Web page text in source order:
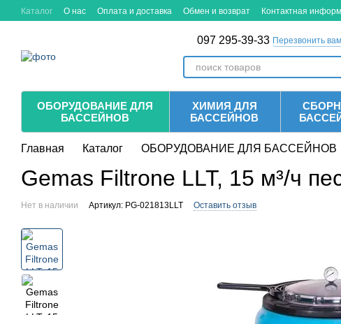
Перейти к основному контенту
Каталог О нас Оплата и доставка Обмен и возврат Контактная
097 295-39-33 Перезвонить
ОБОРУДОВАНИЕ ДЛЯ
БАССЕЙНОВ
ХИМИЯ ДЛЯ
БАССЕЙНОВ
Главная Каталог ОБОРУДОВАНИЕ ДЛЯ БАССЕЙНОВ
Gemas Filtrone LLT, 15 м³/ч
Нет в наличии Артикул: PG-021813LLT Оставить отзыв